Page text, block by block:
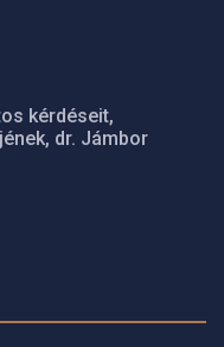
kérdéseit,
dr. Jámbor